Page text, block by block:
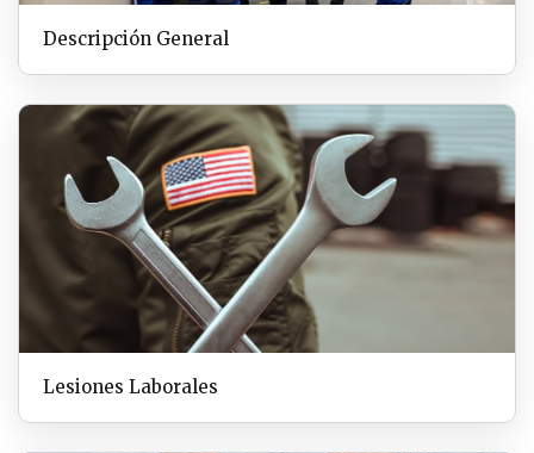
Descripción General
Lesiones Laborales